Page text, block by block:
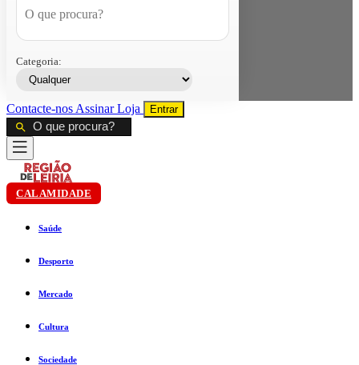
Categoria:
Contacte-nos AssinarLoja Entrar
CALAMIDADE
Saúde
Desporto
Mercado
Cultura
Sociedade